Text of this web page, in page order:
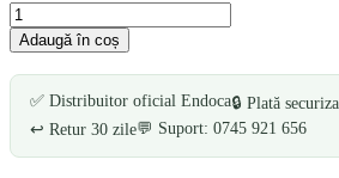
Cantitate
Gelato
Terpene
E-
Liquid
Cali
Terpenes
Adaugă în coș
✅ Distribuitor oficial Endoca🔒 Plată
↩️ Retur 30 zile💬 Suport: 0745 921 656